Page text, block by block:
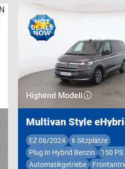
Highend Modell
Multivan Style
EZ 06/2024
6 Sitzplätze
Plug In Hybrid Benzin
150
Automatikgetriebe